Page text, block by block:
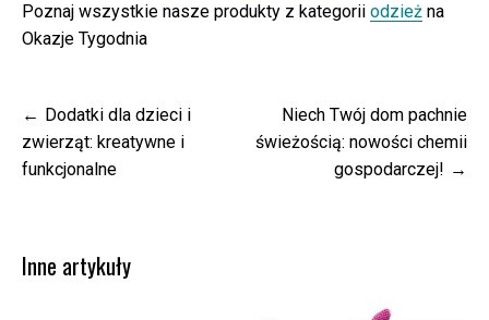
Poznaj wszystkie nasze produkty z kategorii odzież na
Okazje Tygodnia
Nawigacja
wpisu
Dodatki dla dzieci i
zwierząt: kreatywne i
funkcjonalne
Niech Twój dom pachnie
świeżością: nowości chemii
gospodarczej!
Inne artykuły